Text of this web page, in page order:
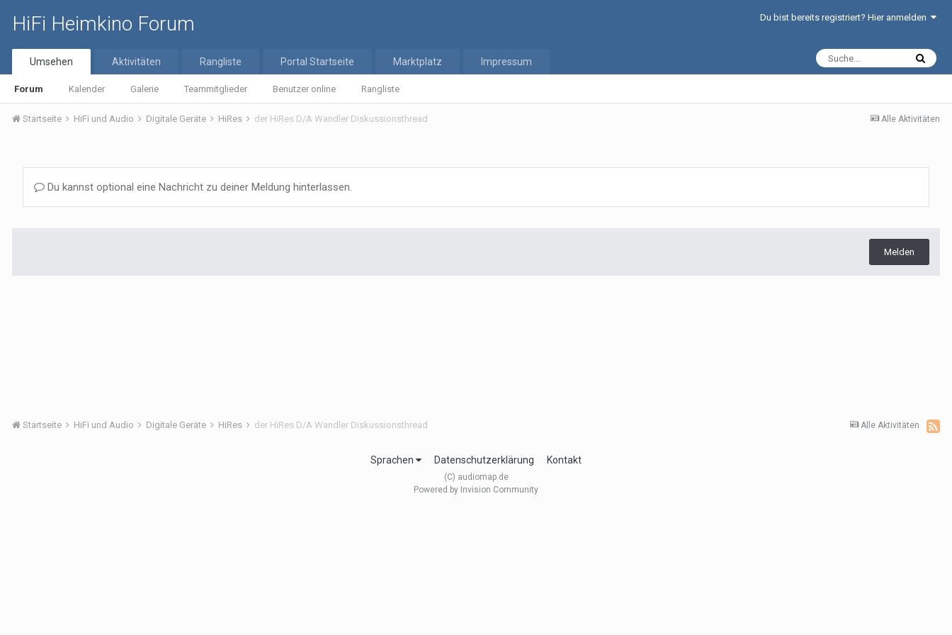
HiFi Heimkino Forum Du bist bereits registriert? Hier anmelden
Umsehen
Forum Kalender Galerie Teammitglieder Benutzer online Rangliste
Aktivitäten Rangliste Portal Startseite Marktplatz Impressum
Alle Aktivitäten
Startseite HiFi und Audio Digitale Geräte HiRes der HiRes D/A Wandler Diskussionsthread
Du kannst optional eine Nachricht zu deiner Meldung hinterlassen.
Melden
Alle Aktivitäten
Startseite HiFi und Audio Digitale Geräte HiRes der HiRes D/A Wandler Diskussionsthread
Sprachen Datenschutzerklärung Kontakt
(C) audiomap.de
Powered by Invision Community